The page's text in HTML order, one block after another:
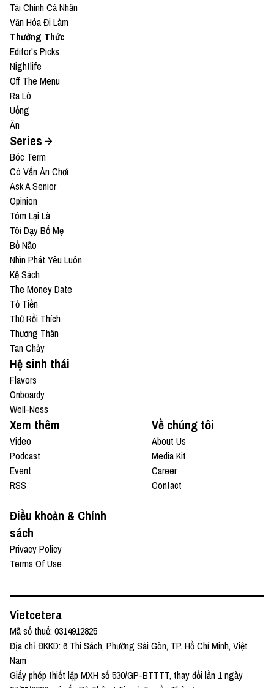
Tài Chính Cá Nhân
Văn Hóa Đi Làm
Thưởng Thức
Editor's Picks
Nightlife
Off The Menu
Ra Lò
Uống
Ăn
Series
Bóc Term
Có Vấn Ăn Chơi
Ask A Senior
Opinion
Tóm Lại Là
Tôi Dạy Bố Mẹ
Bổ Não
Nhìn Phát Yêu Luôn
Kệ Sách
The Money Date
Tỏ Tiền
Thử Rồi Thích
Thương Thân
Tan Chảy
Hệ sinh thái
Flavors
Onboardy
Well-Ness
Xem thêm
Video
Podcast
Event
RSS
Về chúng tôi
About Us
Media Kit
Career
Contact
Điều khoản & Chính
sách
Privacy Policy
Terms Of Use
Vietcetera
Mã số thuế: 0314912825
Địa chỉ ĐKKD: 6 Thi Sách, Phường Sài Gòn, TP. Hồ Chí Minh, Việt
Nam
Giấy phép thiết lập MXH số 530/GP-BTTTT, thay đổi lần 1 ngày